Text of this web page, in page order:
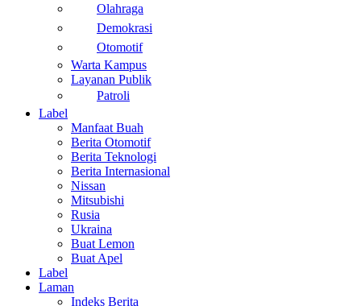
Olahraga
Demokrasi
Otomotif
Warta Kampus
Layanan Publik
Patroli
Label
Manfaat Buah
Berita Otomotif
Berita Teknologi
Berita Internasional
Nissan
Mitsubishi
Rusia
Ukraina
Buat Lemon
Buat Apel
Label
Laman
Indeks Berita